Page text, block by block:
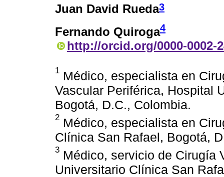
Juan David Rueda3
Fernando Quiroga4
http://orcid.org/0000-0002-
1 Médico, especialista en
Vascular Periférica, Hospital
Bogotá, D.C., Colombia.
2 Médico, especialista en
Clínica San Rafael, Bogotá,
3 Médico, servicio de Cirugía
Universitario Clínica San